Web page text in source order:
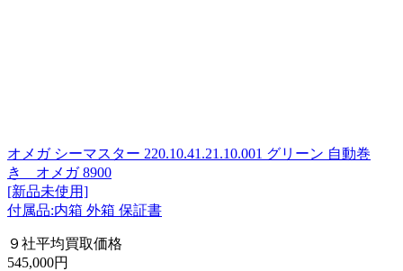
オメガ シーマスター 220.10.41.21.10.001 グリーン 自動巻
き オメガ 8900
[新品未使用]
付属品:内箱 外箱 保証書
９社平均買取価格
545,000円